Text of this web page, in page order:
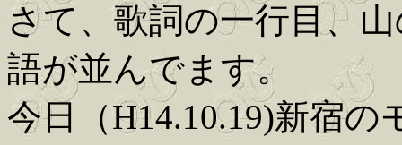
さて、歌詞の一行目、
語が並んでます。
今日（H14.10.19)新宿